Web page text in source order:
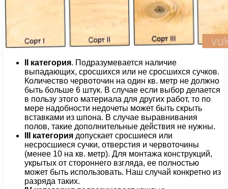
II категория. Подразумевается наличие
выпадающих, сросшихся или не сросшихся сучков.
Количество червоточин на один кв. метр не должно
быть больше 6 штук. В случае если выбор делается
в пользу этого материала для других работ, то по
мере надобности недочеты может быть скрыть
вставками из шпона. В случае выравнивания
полов, такие дополнительные действия не нужны.
III категория допускает сросшиеся или
несросшиеся сучки, отверстия и червоточины
(менее 10 на кв. метр). Для монтажа конструкций,
укрытых от стороннего взгляда, ее полностью
может быть использовать. Наш случай конкретно из
разряда таких.